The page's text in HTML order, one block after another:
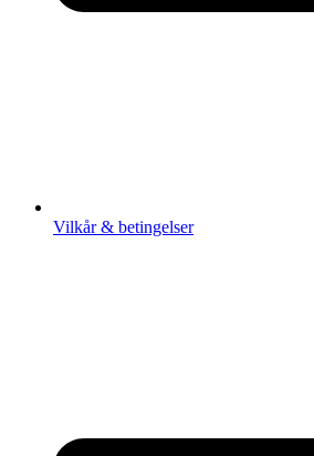
Vilkår & betingelser